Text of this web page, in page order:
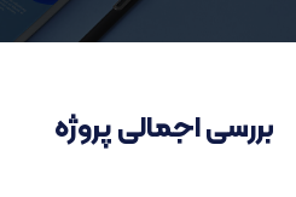
بررسی اجمالی پروژه